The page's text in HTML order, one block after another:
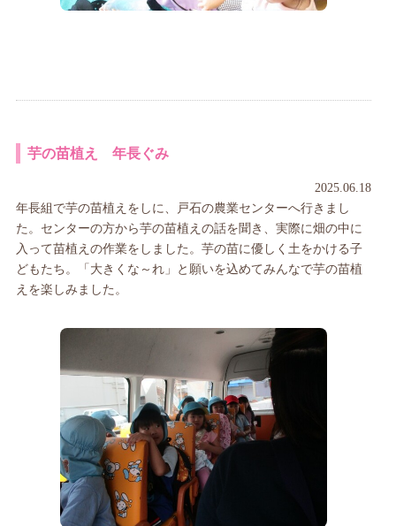
芋の苗植え 年長ぐみ
2025.06.18
年長組で芋の苗植えをしに、戸石の農業センターへ行きまし
た。センターの方から芋の苗植えの話を聞き、実際に畑の中に
入って苗植えの作業をしました。芋の苗に優しく土をかける子
どもたち。「大きくな～れ」と願いを込めてみんなで芋の苗植
えを楽しみました。